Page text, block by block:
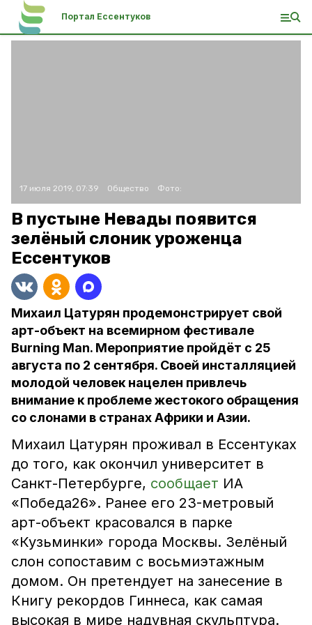
Портал Ессентуков
17 июля 2019, 07:39 Общество Фото:
В пустыне Невады появится
зелёный слоник уроженца
Ессентуков
Михаил Цатурян продемонстрирует свой
арт-объект на всемирном фестивале
Burning Man. Мероприятие пройдёт с 25
августа по 2 сентября. Своей инсталляцией
молодой человек нацелен привлечь
внимание к проблеме жестокого обращения
со слонами в странах Африки и Азии.
Михаил Цатурян проживал в Ессентуках
до того, как окончил университет в
Санкт-Петербурге, сообщает ИА
«Победа26». Ранее его 23-метровый
арт-объект красовался в парке
«Кузьминки» города Москвы. Зелёный
слон сопоставим с восьмиэтажным
домом. Он претендует на занесение в
Книгу рекордов Гиннеса, как самая
высокая в мире надувная скульптура.